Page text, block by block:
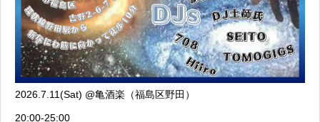
2026.7.11(Sat) @亀酒楽（福島区野田）
20:00-25:00